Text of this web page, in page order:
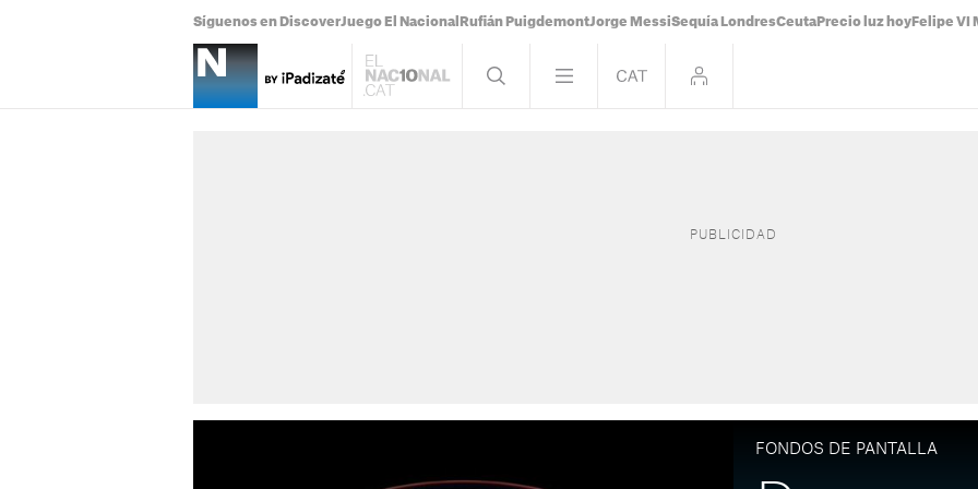
Síguenos en DiscoverJuego El Nacional Rufián PuigdemontJorge MessiSequía LondresCeuta Precio luz hoy Felipe VI
FONDOS DE PANTALLA